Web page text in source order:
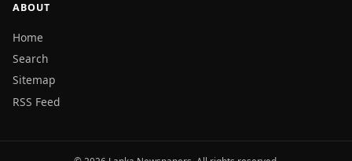
ABOUT
Home
Search
Sitemap
RSS Feed